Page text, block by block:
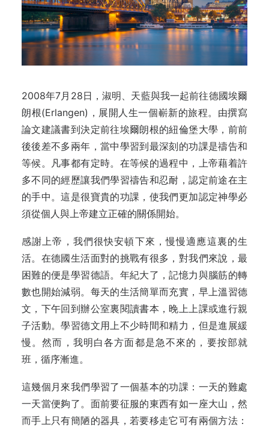
2008年7月28日，淑明、天藍與我一起前往德國埃爾
朗根(Erlangen)，展開人生一個嶄新的旅程。由撰寫
論文建議書到決定前往埃爾朗根的紐倫堡大學，前前
後後差不多兩年，當中學習到最深刻的功課是禱告和
等候。凡事都有定時。在等候的過程中，上帝藉着許
多不同的經歷讓我們學習禱告和忍耐，認定前途在主
的手中。這是很寶貴的功課，使我們更加認定神學必
須從個人與上帝建立正確的關係開始。
感謝上帝，我們很快安頓下來，慢慢適應這裏的生
活。在德國生活面對的挑戰有很多，對我們來說，最
困難的便是學習德語。年紀大了，記憶力與腦筋的轉
數也開始減弱。每天的生活簡單而充實，早上溫習德
文，下午回到辦公室裏閱讀書本，晚上上課或進行親
子活動。學習德文用上不少時間和精力，但是進展緩
慢。然而，我明白各方面都是急不來的，要按部就
班，循序漸進。
這幾個月來我們學習了一個基本的功課：一天的難處
一天當便夠了。面前要征服的東西有如一座大山，然
而手上只有簡陋的器具，若要移走它可有兩個方法：